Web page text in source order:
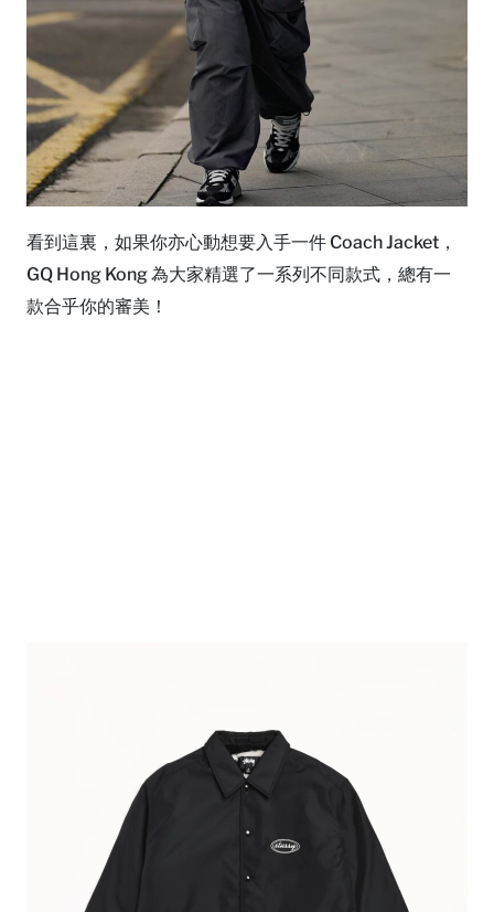
看到這裏，如果你亦心動想要入手一件 Coach Jacket，
GQ Hong Kong 為大家精選了一系列不同款式，總有一
款合乎你的審美！